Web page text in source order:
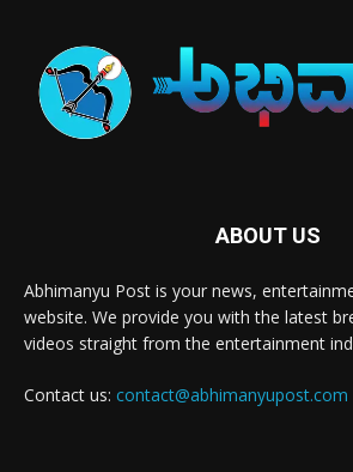
ABOUT US
Abhimanyu Post is your news,
website. We provide you with the latest
videos straight from the entertainment
Contact us: contact@abhimanyupost.com